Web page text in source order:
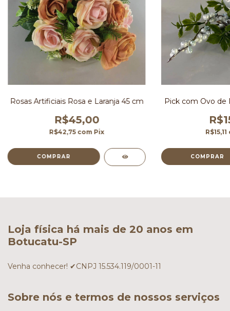
Rosas Artificiais Rosa e Laranja 45 cm
R$45,00
R$42,75 com Pix
Pick com Ovo de
R$15,11
Loja física há mais de 20 anos em
Botucatu-SP
Venha conhecer! ✔CNPJ 15.534.119/0001-11
Sobre nós e termos de nossos serviços